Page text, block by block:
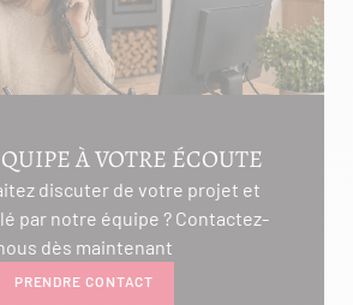
À VOTRE ÉCOUTE
discuter de votre projet et
par notre équipe ? Contactez-
dès maintenant
PRENDRE CONTACT